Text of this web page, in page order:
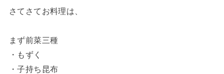
さてさてお料理は、
まず前菜三種
・もずく
・子持ち昆布